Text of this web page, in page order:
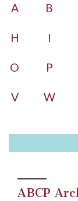
A B
H I
O P
V W
ABCP